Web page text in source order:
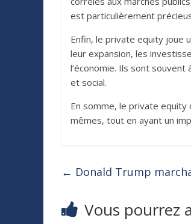
est particulièrement
Enfin, le private equity joue
leur expansion, les
l’économie. Ils sont
et social.
En somme, le private
mêmes, tout en ayant un
← Donald Trump
Vous pourrez